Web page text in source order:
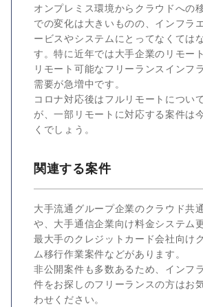
オンプレミス環境からクラウドへの
での変化は大きいものの、インフラ
ービスやシステムにとってなくては
す。特に近年では大手企業のリモー
リモート可能なフリーランスインフ
需要が急増中です。
コロナ対応後はフルリモートについ
が、一部リモートに対応する案件は
くでしょう。
関連する案件
大手流通グループ企業のクラウド共
や、大手通信企業向け料金システム
最大手のクレジットカード会社向け
ム移行作業案件などがあります。
非公開案件も多数あるため、インフ
件をお探しのフリーランスの方はお
わせください。